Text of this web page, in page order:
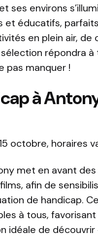
ses environs
éducatifs,
en plein air,
répondra
pas manquer !
à
octobre, horaires
met en avant
afin de
de handicap.
à tous, favorisant
idéale de